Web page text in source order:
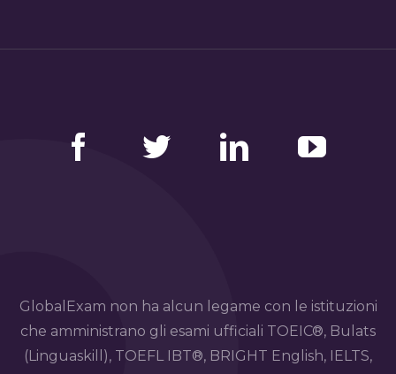
GlobalExam non ha alcun legame con le istituzioni
che amministrano gli esami ufficiali TOEIC®, Bulats
(Linguaskill), TOEFL IBT®, BRIGHT English, IELTS,